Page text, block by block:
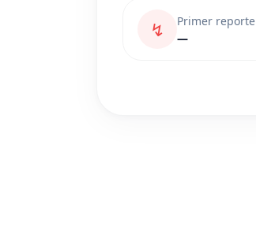
↯
Primer reporte
—